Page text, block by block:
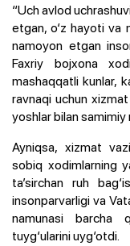
“Uch avlod
etgan, o‘z hayoti va
namoyon etgan
Faxriy bojxona
mashaqqatli kunlar,
ravnaqi uchun
yoshlar bilan
Ayniqsa, xizmat
sobiq xodimlarning
ta’sirchan ruh
insonparvarligi va
namunasi barcha
tuyg‘ularini uyg‘otdi.